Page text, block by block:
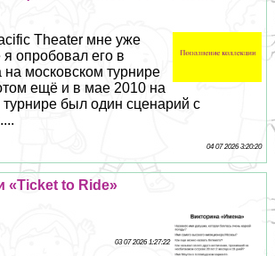
Theater мне уже
опробовал его в
на московском турнире
ещё и в мае 2010 на
был один сценарий с
04 07 2026 3:20:20
«Ticket to Ride»
03 07 2026 1:27:22